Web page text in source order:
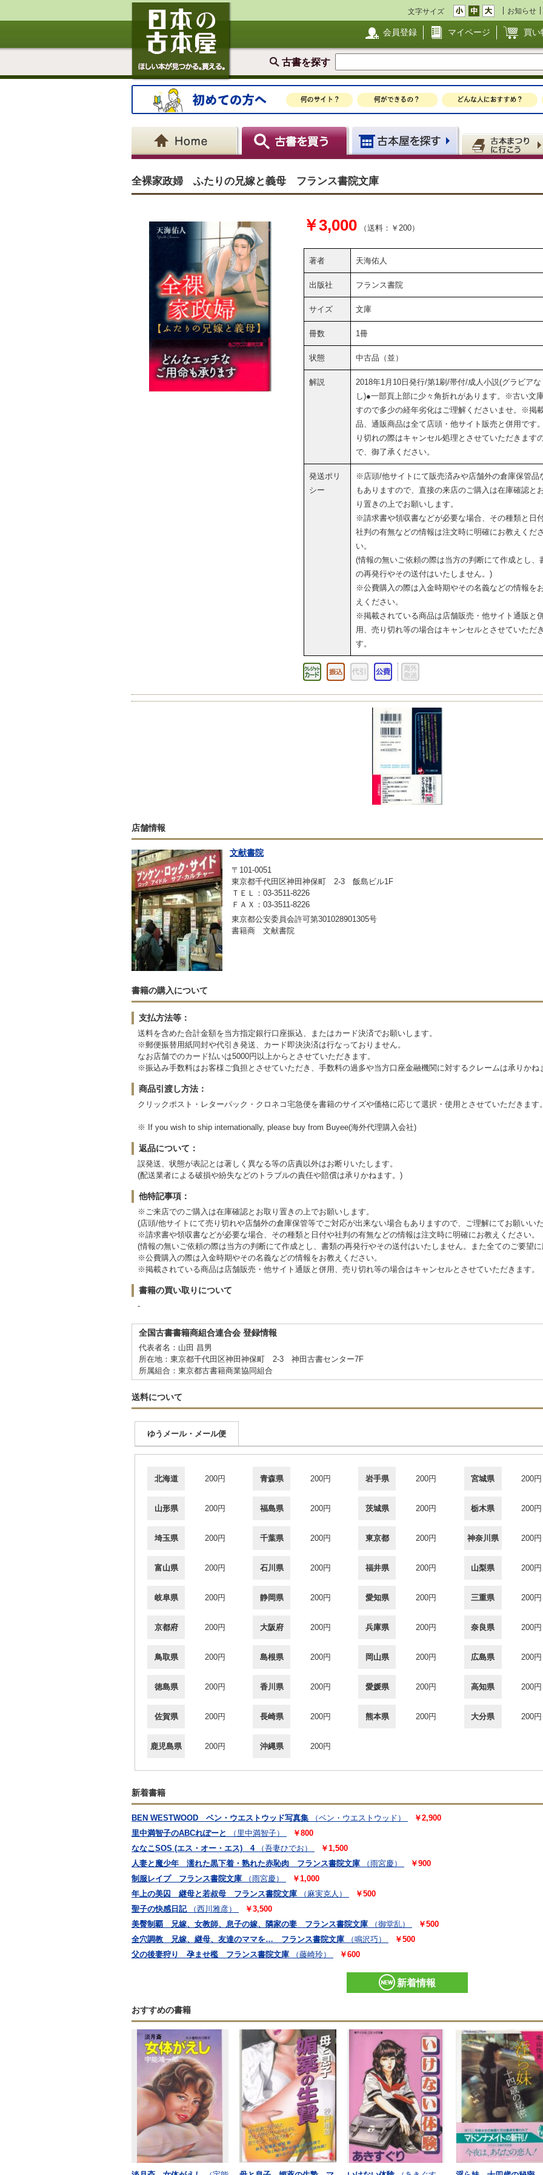
文字サイズ お知らせ
会員登録 マイページ 買い
古書を探す
全裸家政婦 ふたりの兄嫁と義母 フランス書院文庫
￥3,000 （送料：￥200）
著者 天海佑人
出版社 フランス書院
サイズ 文庫
冊数 1冊
状態 中古品（並）
解説
2018年1月10日発行/第1刷/帯付/成人小説(グラビアな
し)●一部頁上部に少々角折れがあります。※古い文
すので多少の経年劣化はご理解くださいませ。※掲
品、通販商品は全て店頭・他サイト販売と併用です
り切れの際はキャンセル処理とさせていただきます
で、御了承ください。
発送ポリ
シー
※店頭/他サイトにて販売済みや店舗外の倉庫保管品
もありますので、直接の来店のご購入は在庫確認と
り置きの上でお願いします。
※請求書や領収書などが必要な場合、その種類と日
社判の有無などの情報は注文時に明確にお教えくだ
い。
(情報の無いご依頼の際は当方の判断にて作成とし、
の再発行やその送付はいたしません。)
※公費購入の際は入金時期やその名義などの情報を
えください。
※掲載されている商品は店舗販売・他サイト通販と
用、売り切れ等の場合はキャンセルとさせていただ
す。
店舗情報
文献書院
〒101-0051
東京都千代田区神田神保町 2-3 飯島ビル1F
ＴＥＬ：03-3511-8226
ＦＡＸ：03-3511-8226
東京都公安委員会許可第301028901305号
書籍商 文献書院
書籍の購入について
支払方法等：
送料を含めた合計金額を当方指定銀行口座振込、またはカード決済でお願いします。
※郵便振替用紙同封や代引き発送、カード即決決済は行なっておりません。
なお店舗でのカード払いは5000円以上からとさせていただきます。
※振込み手数料はお客様ご負担とさせていただき、手数料の過多や当方口座金融機関に対するクレームは承りかね
商品引渡し方法：
クリックポスト・レターパック・クロネコ宅急便を書籍のサイズや価格に応じて選択・使用とさせていただきます
※ If you wish to ship internationally, please buy from Buyee(海外代理購入会社)
返品について：
誤発送、状態が表記とは著しく異なる等の店責以外はお断りいたします。
(配送業者による破損や紛失などのトラブルの責任や賠償は承りかねます。)
他特記事項：
※ご来店でのご購入は在庫確認とお取り置きの上でお願いします。
(店頭/他サイトにて売り切れや店舗外の倉庫保管等でご対応が出来ない場合もありますので、ご理解にてお願いい
※請求書や領収書などが必要な場合、その種類と日付や社判の有無などの情報は注文時に明確にお教えください。
(情報の無いご依頼の際は当方の判断にて作成とし、書類の再発行やその送付はいたしません。また全てのご要望
※公費購入の際は入金時期やその名義などの情報をお教えください。
※掲載されている商品は店舗販売・他サイト通販と併用、売り切れ等の場合はキャンセルとさせていただきます。
書籍の買い取りについて
-
全国古書書籍商組合連合会 登録情報
代表者名：山田 昌男
所在地：東京都千代田区神田神保町 2-3 神田古書センター7F
所属組合：東京都古書籍商業協同組合
送料について
ゆうメール・メール便
北海道 200円 青森県 200円 岩手県 200円 宮城県 200円
山形県 200円 福島県 200円 茨城県 200円 栃木県 200円
埼玉県 200円 千葉県 200円 東京都 200円 神奈川県 200円
富山県 200円 石川県 200円 福井県 200円 山梨県 200円
岐阜県 200円 静岡県 200円 愛知県 200円 三重県 200円
京都府 200円 大阪府 200円 兵庫県 200円 奈良県 200円
鳥取県 200円 島根県 200円 岡山県 200円 広島県 200円
徳島県 200円 香川県 200円 愛媛県 200円 高知県 200円
佐賀県 200円 長崎県 200円 熊本県 200円 大分県 200円
鹿児島県 200円 沖縄県 200円
新着書籍
BEN WESTWOOD ベン・ウエストウッド写真集 （ベン・ウエストウッド）
￥2,900
里中満智子のABCれぽーと
（里中満智子）
￥800
ななこSOS (エス・オー・エス) 4
（吾妻ひでお）
￥1,500
人妻と魔少年 濡れた黒下着・熟れた赤恥肉 フランス書院文庫
（雨宮慶）
￥900
制服レイプ フランス書院文庫
（雨宮慶）
￥1,000
年上の美囚 継母と若叔母 フランス書院文庫
（麻実克人）
￥500
聖子の快感日記
（西川雅彦）
￥3,500
美臀制覇 兄嫁、女教師、息子の嫁、隣家の妻 フランス書院文庫
（御堂乱）
￥500
全穴調教 兄嫁、継母、友達のママを… フランス書院文庫
（鳴沢巧）
￥500
父の後妻狩り 孕ませ檻 フランス書院文庫
（藤崎玲） ￥600
新着情報
おすすめの書籍